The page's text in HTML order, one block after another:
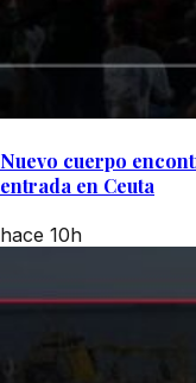
Nuevo cuerpo
entrada en Ceuta
hace 10h